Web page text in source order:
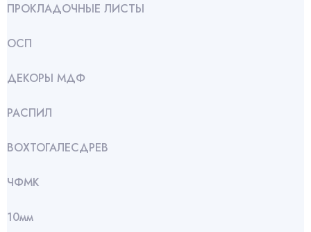
ПРОКЛАДОЧНЫЕ ЛИСТЫ
ОСП
ДЕКОРЫ МДФ
РАСПИЛ
ВОХТОГАЛЕСДРЕВ
ЧФМК
10мм